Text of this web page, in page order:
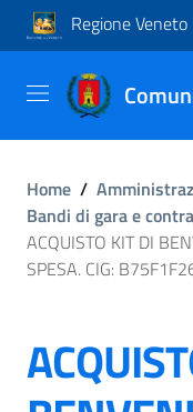
Regione Veneto
Home /
Bandi di gara e
ACQUISTO KIT DI
SPESA. CIG: